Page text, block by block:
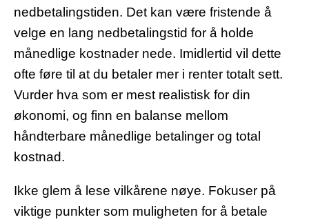
nedbetalingstiden. Det kan være fristende å
velge en lang nedbetalingstid for å holde
månedlige kostnader nede. Imidlertid vil dette
ofte føre til at du betaler mer i renter totalt sett.
Vurder hva som er mest realistisk for din
økonomi, og finn en balanse mellom
håndterbare månedlige betalinger og total
kostnad.
Ikke glem å lese vilkårene nøye. Fokuser på
viktige punkter som muligheten for å betale